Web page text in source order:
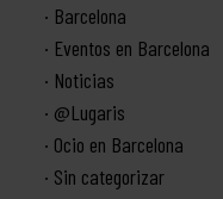
Barcelona
Eventos en Barcelona
Noticias
@Lugaris
Ocio en Barcelona
Sin categorizar